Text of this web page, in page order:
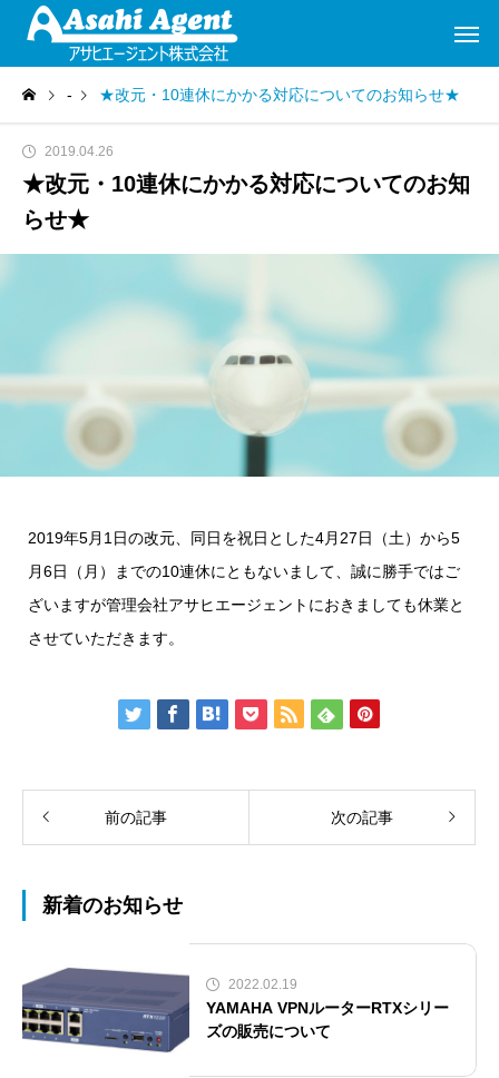
- ★改元・10連休にかかる対応についてのお知らせ★
2019.04.26
★改元・10連休にかかる対応についてのお知
らせ★
2019年5月1日の改元、同日を祝日とした4月27日（土）から5
月6日（月）までの10連休にともないまして、誠に勝手ではご
ざいますが管理会社アサヒエージェントにおきましても休業と
させていただきます。
前の記事 次の記事
新着のお知らせ
2022.02.19
YAMAHA VPNルーターRTXシリー
ズの販売について